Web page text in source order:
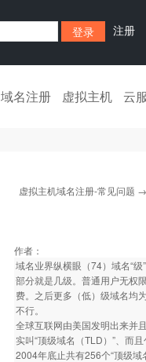
注册
域名注册 虚拟主机 云
虚拟主机域名注册-常见问题
作者：
域名业界纵横眼（74）域名“
部分就是几级。普通用户无权
费。之后更多（低）级域名均
不行。
全球互联网由美国发明出来并
实叫“顶级域名（TLD）”、而
2004年底止共有256个“顶级域